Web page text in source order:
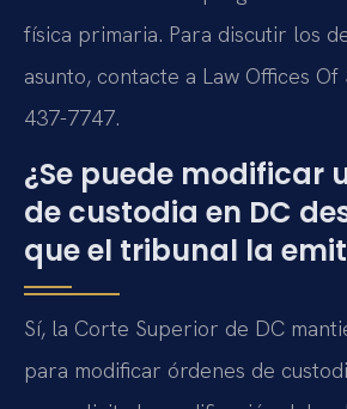
física primaria. Para discutir los
asunto, contacte a Law Offices Of
437-7747.
¿Se puede modificar
de custodia en DC
que el tribunal la
Sí, la Corte Superior de DC
para modificar órdenes de